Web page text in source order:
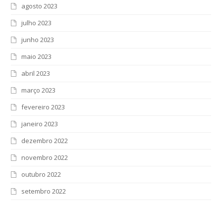
agosto 2023
julho 2023
junho 2023
maio 2023
abril 2023
março 2023
fevereiro 2023
janeiro 2023
dezembro 2022
novembro 2022
outubro 2022
setembro 2022